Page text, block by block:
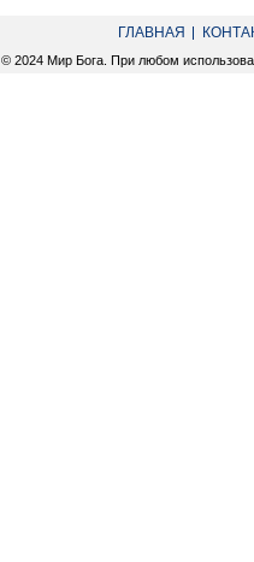
ГЛАВНАЯ
© 2024 Мир Бога. При любом